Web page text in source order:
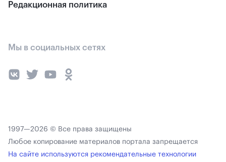
Редакционная политика
Мы в социальных сетях
1997—2026 © Все права защищены
Любое копирование материалов портала запрещается
На сайте используются рекомендательные технологии